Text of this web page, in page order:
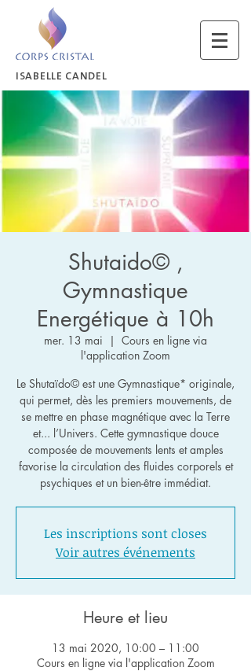
ISABELLE CANDEL
Shutaido© ,
Gymnastique
Energétique à 10h
mer. 13 mai
  |
Cours en ligne via
l'application Zoom
Le Shutaïdo© est une Gymnastique* originale,
qui permet, dès les premiers mouvements, de
se mettre en phase magnétique avec la Terre
et... l’Univers. Cette gymnastique douce
composée de mouvements lents et amples
favorise la circulation des fluides corporels et
psychiques et un bien-être immédiat.
Les inscriptions sont closes
Voir autres événements
Heure et lieu
13 mai 2020, 10:00 – 11:00
Cours en ligne via l'application Zoom